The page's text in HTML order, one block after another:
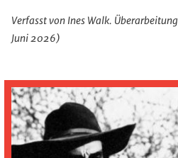
Verfasst von Ines Walk.
Juni 2026)